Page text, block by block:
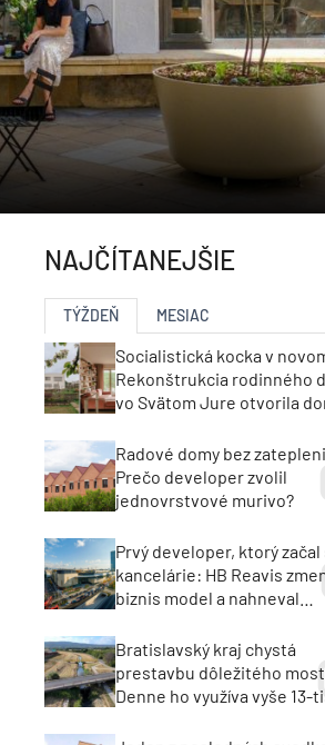
NAJČÍTANEJŠIE
TÝŽDEŇ MESIAC
Socialistická kocka v
Rekonštrukcia rodinného
vo Svätom Jure otvorila
Radové domy bez
Prečo developer zvolil
jednovrstvové murivo?
Prvý developer, ktorý
kancelárie: HB Reavis
biznis model a nahneval
Bratislavský kraj chystá
prestavbu dôležitého
Denne ho využíva vyše 13-